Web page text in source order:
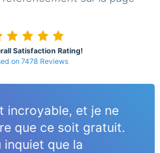
Satisfaction Rating!
on 7478 Reviews
incroyable, et je ne
que ce soit gratuit.
inquiet que la